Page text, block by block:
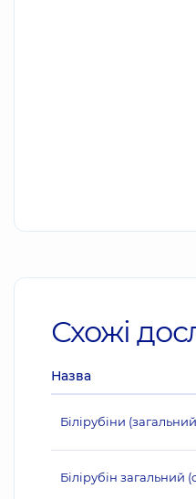
Схожі
Назва
Білірубіни
Білірубін загальний